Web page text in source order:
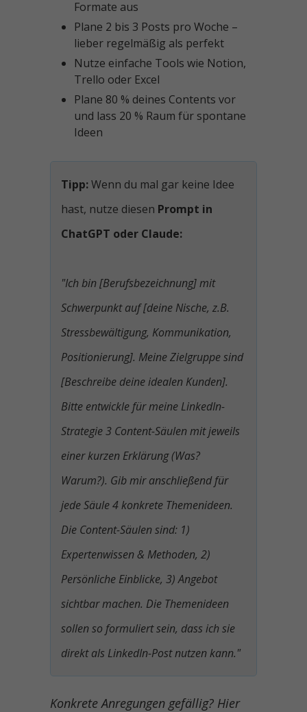
Formate aus
Plane 2 bis 3 Posts pro Woche –
lieber regelmäßig als perfekt
Nutze einfache Tools wie Notion,
Trello oder Excel
Plane 80 % deines Contents vor
und lass 20 % Raum für spontane
Ideen
Wenn du mal gar keine Idee
hast, nutze diesen Prompt in
ChatGPT oder Claude:
"Ich bin [Berufsbezeichnung] mit
Schwerpunkt auf [deine Nische, z.B.
Stressbewältigung, Kommunikation,
Positionierung]. Meine Zielgruppe sind
[Beschreibe deine idealen Kunden].
Bitte entwickle für meine LinkedIn-
Strategie 3 Content-Säulen mit jeweils
einer kurzen Erklärung (Was?
Warum?). Gib mir anschließend für
jede Säule 4 konkrete Themenideen.
Die Content-Säulen sind: 1)
Expertenwissen & Methoden, 2)
Persönliche Einblicke, 3) Angebot
sichtbar machen. Die Themenideen
sollen so formuliert sein, dass ich sie
direkt als LinkedIn-Post nutzen kann."
Konkrete Anregungen gefällig? Hier